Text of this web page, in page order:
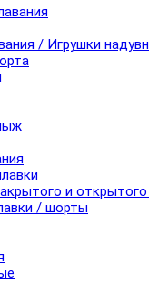
/ Игрушки
и
/ шорты